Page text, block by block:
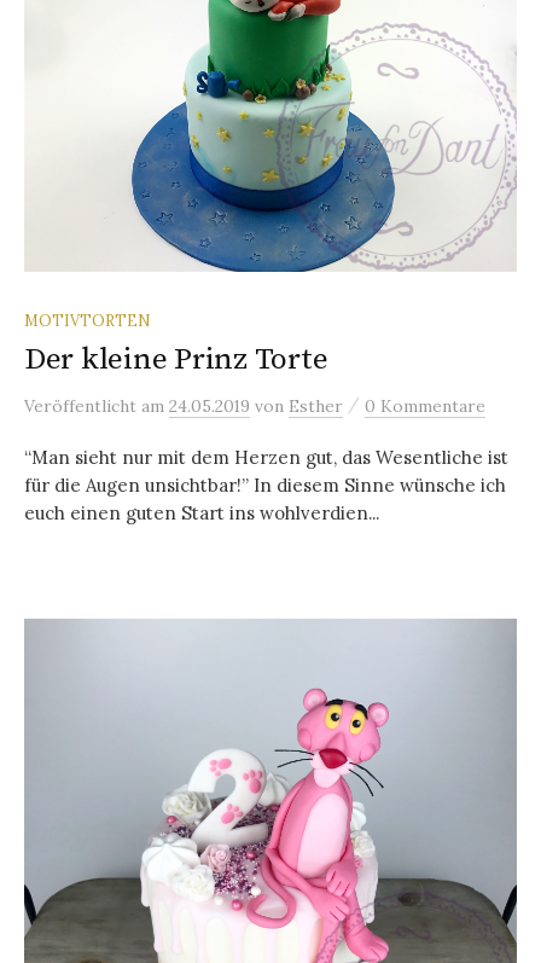
MOTIVTORTEN
Der kleine Prinz Torte
Veröffentlicht am 24.05.2019 von Esther / 0 Kommentare
“Man sieht nur mit dem Herzen gut, das Wesentliche ist
für die Augen unsichtbar!” In diesem Sinne wünsche ich
euch einen guten Start ins wohlverdien...